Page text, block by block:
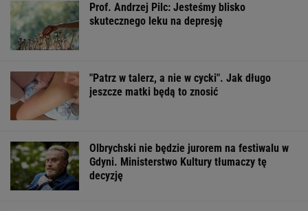
Prof. Andrzej Pilc: Jesteśmy blisko
skutecznego leku na depresję
"Patrz w talerz, a nie w cycki". Jak długo
jeszcze matki będą to znosić
Olbrychski nie będzie jurorem na festiwalu w
Gdyni. Ministerstwo Kultury tłumaczy tę
decyzję